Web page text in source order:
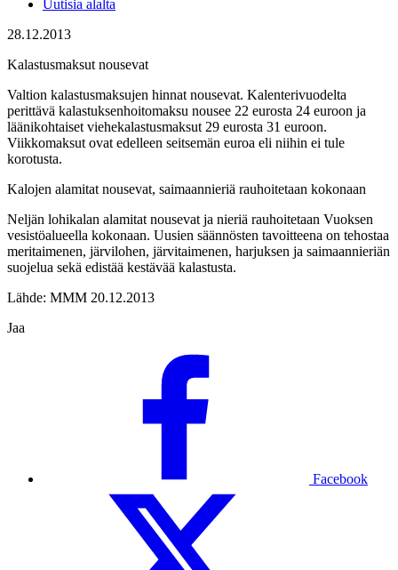
Uutisia alalta
28.12.2013
Kalastusmaksut nousevat
Valtion kalastusmaksujen hinnat nousevat. Kalenterivuodelta
perittävä kalastuksenhoitomaksu nousee 22 eurosta 24 euroon ja
läänikohtaiset viehekalastusmaksut 29 eurosta 31 euroon.
Viikkomaksut ovat edelleen seitsemän euroa eli niihin ei tule
korotusta.
Kalojen alamitat nousevat, saimaannieriä rauhoitetaan kokonaan
Neljän lohikalan alamitat nousevat ja nieriä rauhoitetaan Vuoksen
vesistöalueella kokonaan. Uusien säännösten tavoitteena on tehostaa
meritaimenen, järvilohen, järvitaimenen, harjuksen ja saimaannieriän
suojelua sekä edistää kestävää kalastusta.
Lähde: MMM 20.12.2013
Jaa
Facebook